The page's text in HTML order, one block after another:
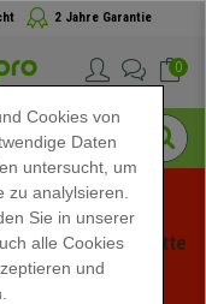
2 Jahre Garantie
0
Exklusive Rabatte
-
Cookies von
Daten
untersucht, um
analylsieren.
Sie in unserer
alle Cookies
und